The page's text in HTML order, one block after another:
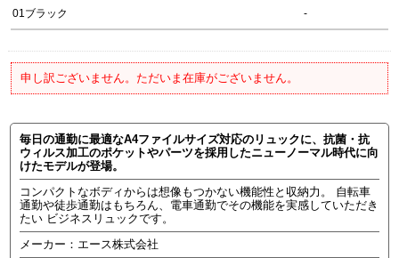
01ブラック -
申し訳ございません。ただいま在庫がございません。
毎日の通勤に最適なA4ファイルサイズ対応のリュックに、抗菌・抗
ウィルス加工のポケットやパーツを採用したニューノーマル時代に向
けたモデルが登場。
コンパクトなボディからは想像もつかない機能性と収納力。 自転車
通勤や徒歩通勤はもちろん、電車通勤でその機能を実感していただき
たい ビジネスリュックです。
メーカー：エース株式会社